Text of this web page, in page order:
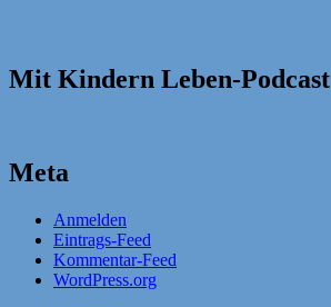
Mit Kindern Leben-Podcast
Meta
Anmelden
Eintrags-Feed
Kommentar-Feed
WordPress.org